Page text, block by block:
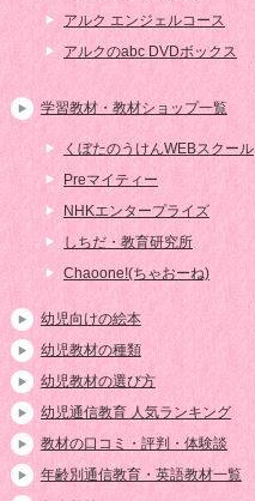
アルク エンジェルコース
アルクのabc DVDボックス
学習教材・教材ショップ一覧
くぼたのうけんWEBスクール
Preマイティー
NHKエンタープライズ
しちだ・教育研究所
Chaoone!(ちゃおーね)
幼児向けの絵本
幼児教材の種類
幼児教材の選び方
幼児通信教育 人気ランキング
教材の口コミ・評判・体験談
年齢別通信教育・英語教材一覧